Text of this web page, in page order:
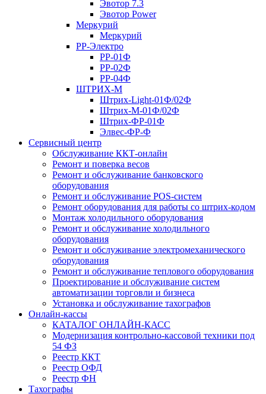
Эвотор 7.3
Эвотор Power
Меркурий
Меркурий
РР-Электро
РР-01Ф
РР-02Ф
РР-04Ф
ШТРИХ-М
Штрих-Light-01Ф/02Ф
Штрих-М-01Ф/02Ф
Штрих-ФР-01Ф
Элвес-ФР-Ф
Сервисный центр
Обслуживание ККТ-онлайн
Ремонт и поверка весов
Ремонт и обслуживание банковского
оборудования
Ремонт и обслуживание POS-систем
Ремонт оборудования для работы со штрих-кодом
Монтаж холодильного оборудования
Ремонт и обслуживание холодильного
оборудования
Ремонт и обслуживание электромеханического
оборудования
Ремонт и обслуживание теплового оборудования
Проектирование и обслуживание систем
автоматизации торговли и бизнеса
Установка и обслуживание тахографов
Онлайн-кассы
КАТАЛОГ ОНЛАЙН-КАСС
Модернизация контрольно-кассовой техники под
54 ФЗ
Реестр ККТ
Реестр ОФД
Реестр ФН
Тахографы